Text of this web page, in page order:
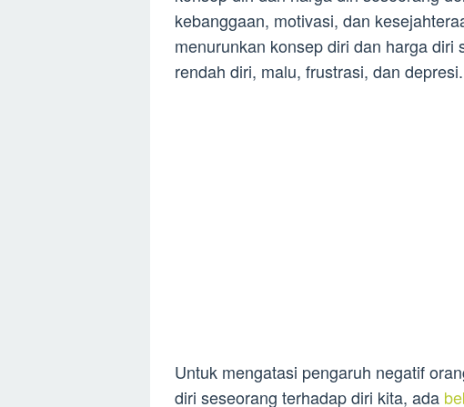
kebanggaan, motivasi, dan
menurunkan konsep diri dan harga
rendah diri, malu, frustrasi, dan depresi.
Untuk mengatasi pengaruh negatif
diri seseorang terhadap diri kita, ada